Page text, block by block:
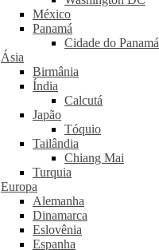
México
Panamá
Cidade do Panamá
Ásia
Birmânia
Índia
Calcutá
Japão
Tóquio
Tailândia
Chiang Mai
Turquia
Europa
Alemanha
Dinamarca
Eslovênia
Espanha